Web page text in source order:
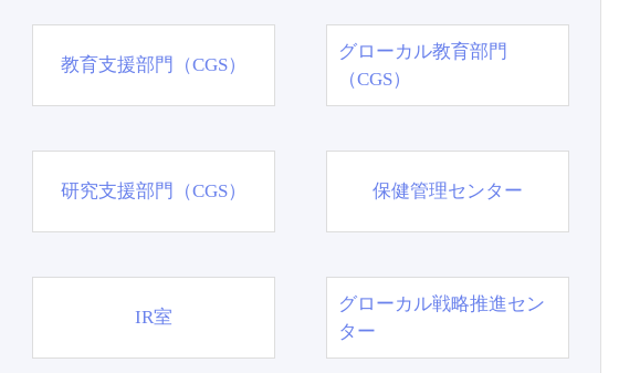
教育支援部門（CGS）
グローカル教育部門
（CGS）
研究支援部門（CGS） 保健管理センター
IR室
グローカル戦略推進セン
ター